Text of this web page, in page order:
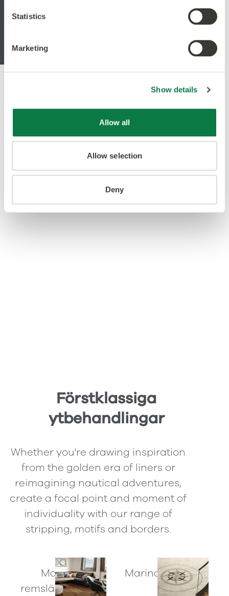
Statistics
Marketing
Show details
Allow all
Allow selection
Deny
Förstklassiga
ytbehandlingar
Whether you're drawing inspiration
from the golden era of liners or
reimagining nautical adventures,
create a focal point and moment of
individuality with our range of
stripping, motifs and borders.
Marin
remsläggning
Marina motiv